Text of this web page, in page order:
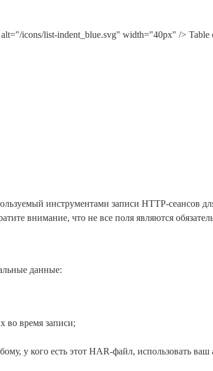
icons/list-indent_blue.svg" width="40px" /> Table
инструментами записи HTTP-сеансов
внимание, что не все поля являются
данные:
во время записи;
у кого есть этот HAR-файл, использовать ваш